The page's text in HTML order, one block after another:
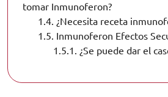
tomar Inmunoferon?
1.4. ¿Necesita receta
1.5. Inmunoferon Efectos
1.5.1. ¿Se puede dar el